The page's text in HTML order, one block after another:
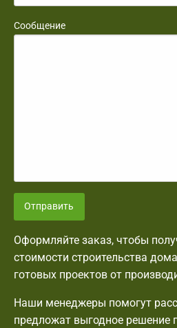
Сообщение
Отправить
Оформляйте заказ, чтобы
стоимости строительства
готовых проектов от
Наши менеджеры помогут
предложат выгодное